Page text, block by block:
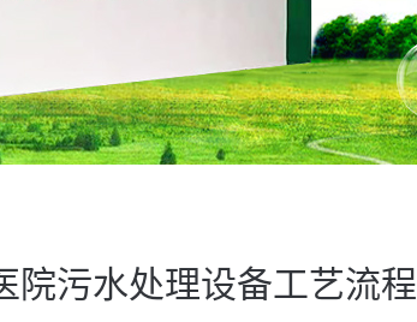
院污水处理设备工艺流程